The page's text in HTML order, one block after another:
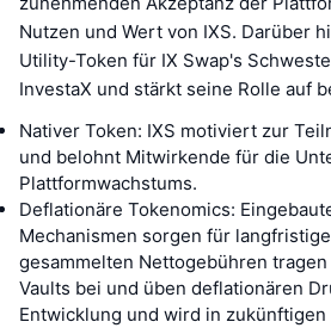
Nutzen und Wert von IXS. Darüber
Utility-Token für IX Swap's
InvestaX und stärkt seine Rolle auf
Nativer Token: IXS motiviert zur
und belohnt Mitwirkende für die
Plattformwachstums.
Deflationäre Tokenomics:
Mechanismen sorgen für
gesammelten Nettogebühren
Vaults bei und üben deflationären
Entwicklung und wird in